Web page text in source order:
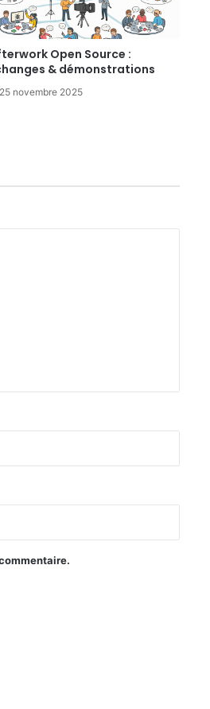
Open Source :
& démonstrations
25 novembre 2025